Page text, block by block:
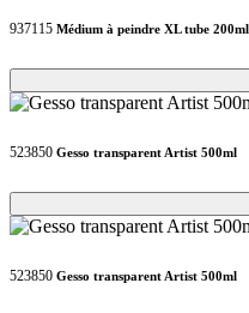
937115 Médium à peindre XL tube 200ml
Loading...
Loading...
523850 Gesso transparent Artist 500ml
Loading...
Loading...
523850 Gesso transparent Artist 500ml